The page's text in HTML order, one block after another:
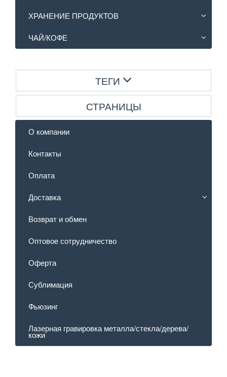
ХРАНЕНИЕ ПРОДУКТОВ
ЧАЙ/КОФЕ
ТЕГИ
СТРАНИЦЫ
О компании
Контакты
Оплата
Доставка
Возврат и обмен
Оптовое сотрудничество
Оферта
Сублимация
Фьюзинг
Лазерная гравировка металла/стекла/дерева/
кожи